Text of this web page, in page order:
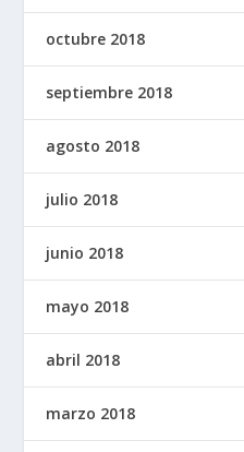
octubre 2018
septiembre 2018
agosto 2018
julio 2018
junio 2018
mayo 2018
abril 2018
marzo 2018